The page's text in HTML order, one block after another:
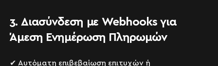
3. Διασύνδεση με Webhooks για
Άμεση Ενημέρωση Πληρωμών
✔ Αυτόματη επιβεβαίωση επιτυχών ή